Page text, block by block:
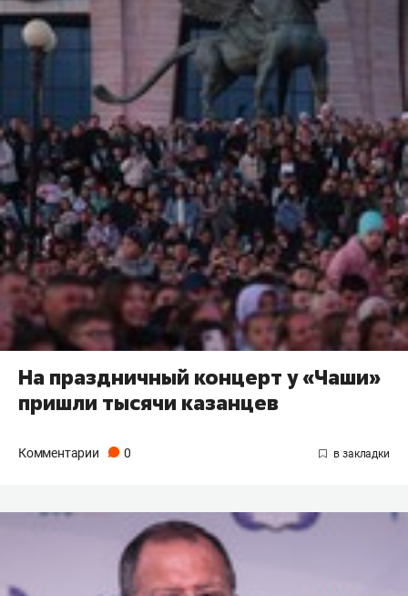
На праздничный концерт у «Чаши»
пришли тысячи казанцев
Комментарии 0